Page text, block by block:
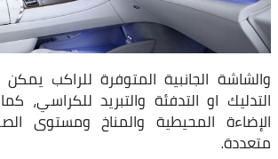
والشاشة الجانبية المتوفرة للراكب
التدليك او التدفئة والتبريد للكراسي،
الإضاءة المحيطية والمناخ ومستوى
متعددة.